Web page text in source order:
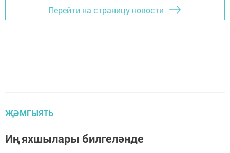
Перейти на страницу новости
ҖӘМГЫЯТЬ
Иң яхшылары билгеләнде